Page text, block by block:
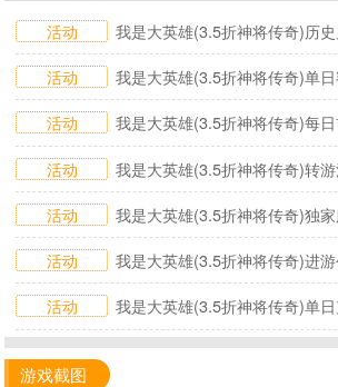
活动 我是大英雄(3.5折神将传奇)历
活动
我是大英雄(3.5折神将传奇)单
活动
我是大英雄(3.5折神将传奇)每
活动
我是大英雄(3.5折神将传奇)转
活动
我是大英雄(3.5折神将传奇)独家服务
活动
我是大英雄(3.5折神将传奇)进游创
活动
我是大英雄(3.5折神将传奇)单日充
游戏截图